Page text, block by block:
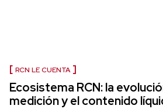
RCN LE CUENTA
Ecosistema RCN: la
medición y el contenido